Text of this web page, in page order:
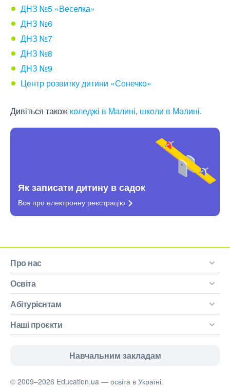
ДНЗ №5 «Веселка»
ДНЗ №6
ДНЗ №7
ДНЗ №8
ДНЗ №9
Центр розвитку дитини «Сонечко»
Дивіться також коледжі в Малині, школи в Малині.
Як записати дитину в садок
Все про електронну реєстрацію
Про нас
Освіта
Абітурієнтам
Наші проєкти
Навчальним закладам
© 2009–2026 Education.ua — освіта в Україні.